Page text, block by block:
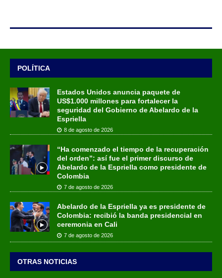
POLÍTICA
Estados Unidos anuncia paquete de
US$1.000 millones para fortalecer la
seguridad del Gobierno de Abelardo de la
Espriella
8 de agosto de 2026
“Ha comenzado el tiempo de la recuperación
del orden”: así fue el primer discurso de
Abelardo de la Espriella como presidente de
Colombia
7 de agosto de 2026
Abelardo de la Espriella ya es presidente de
Colombia: recibió la banda presidencial en
ceremonia en Cali
7 de agosto de 2026
OTRAS NOTICIAS